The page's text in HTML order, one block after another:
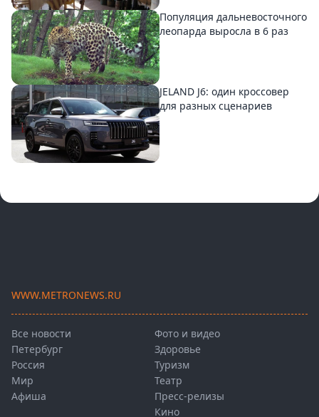
Популяция дальневосточного
леопарда выросла в 6 раз
JELAND J6: один кроссовер
для разных сценариев
WWW.METRONEWS.RU
Все новости
Петербург
Россия
Мир
Афиша
Фото и видео
Здоровье
Туризм
Театр
Пресс-релизы
Кино